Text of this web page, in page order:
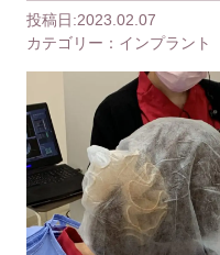
投稿日:2023.02.07
カテゴリー： インプラント